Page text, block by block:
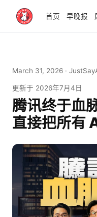
首页 早晚报
March 31, 2026 ·
更新于 2026年7月4日
腾讯终于血
直接把所有